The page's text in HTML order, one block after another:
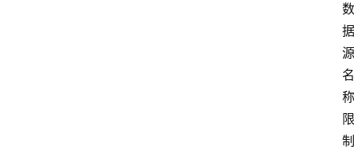
数
据
源
名
称
限
制